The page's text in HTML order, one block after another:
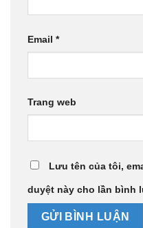
Email *
Trang web
Lưu tên của tôi,
duyệt này cho lần bình